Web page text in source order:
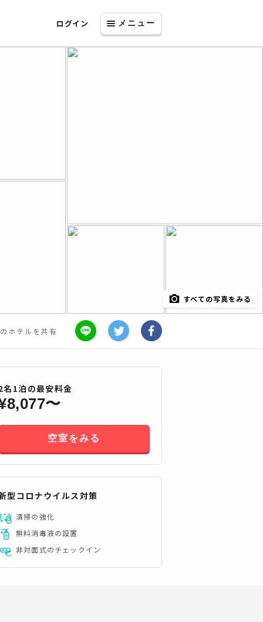
ログイン メニュー
すべての写真をみる
ホテルを共有
名 1泊の最安料金
8,077〜
空室をみる
型コロナウイルス対策
清掃の強化
無料消毒液の設置
非対面式のチェックイン